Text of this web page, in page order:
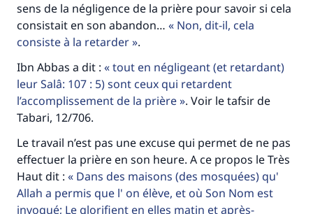
sens de la négligence de la prière pour savoir si cela
consistait en son abandon…
Non, dit-il, cela
consiste à la retarder .
Ibn Abbas a dit :
tout en négligeant (et retardant)
leur Salâ: 107 : 5) sont ceux qui retardent
l’accomplissement de la prière . Voir le tafsir de
Tabari, 12/706.
Le travail n’est pas une excuse qui permet de ne pas
effectuer la prière en son heure. A ce propos le Très
Haut dit :
Dans des maisons (des mosquées) qu'
Allah a permis que l' on élève, et où Son Nom est
invoqué; Le glorifient en elles matin et après-